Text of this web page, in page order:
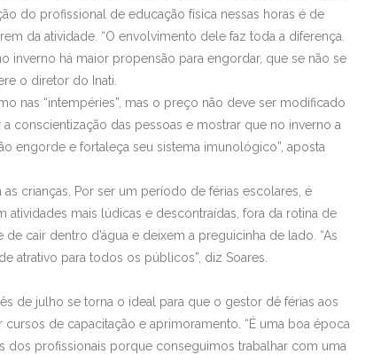
do profissional de educação física nessas horas é de
da atividade. “O envolvimento dele faz toda a diferença.
inverno há maior propensão para engordar, que se não se
o diretor do Inati.
nas “intempéries”, mas o preço não deve ser modificado
conscientização das pessoas e mostrar que no inverno a
engorde e fortaleça seu sistema imunológico”, aposta
crianças. Por ser um período de férias escolares, é
mais lúdicas e descontraídas, fora da rotina de
cair dentro d’água e deixem a preguicinha de lado. “As
atrativo para todos os públicos”, diz Soares.
de julho se torna o ideal para que o gestor dê férias aos
de capacitação e aprimoramento. “É uma boa época
dos profissionais porque conseguimos trabalhar com uma